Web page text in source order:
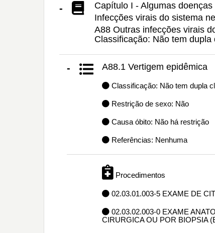
-
Capítulo I - Algumas
Infecções virais do sistema
A88 Outras infecções virais
Classificação: Não tem
- A88.1 Vertigem epidêmica
Classificação: Não tem dupla
Restrição de sexo: Não
Causa óbito: Não há restrição
Referências: Nenhuma
Procedimentos
02.03.01.003-5 EXAME DE
02.03.02.003-0 EXAME
CIRURGICA OU POR BIOPSIA